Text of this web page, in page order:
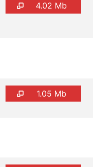
4.02 Mb
1.05 Mb